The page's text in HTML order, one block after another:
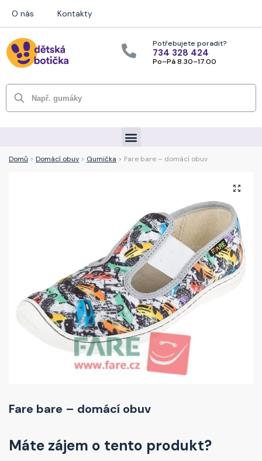
O nás Kontakty
Potřebujete poradit?
734 328 424
Po–Pá 8.30–17.00
Hledat
Domů > Domácí obuv > Gumička > Fare bare – domácí obuv
🔍
Fare bare – domácí obuv
Máte zájem o tento produkt?